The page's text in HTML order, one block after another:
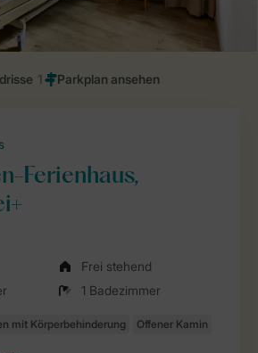
1
Ferienhaus,
Frei stehend
1 Badezimmer